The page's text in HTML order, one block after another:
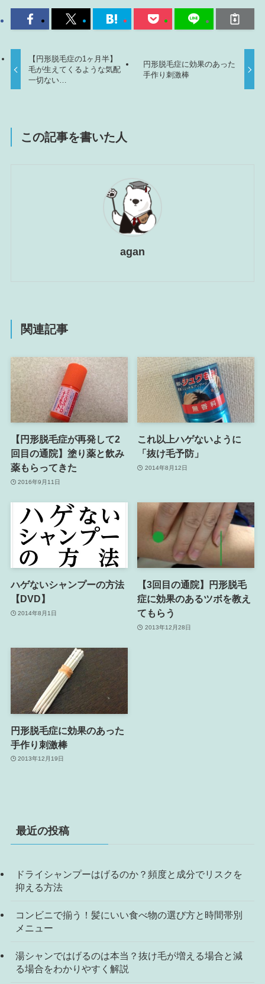
【円形脱毛症の1ヶ月半】
毛が生えてくるような気配
一切ない…
円形脱毛症に効果のあった
手作り刺激棒
この記事を書いた人
agan
関連記事
【円形脱毛症が再発して2
回目の通院】塗り薬と飲み
薬もらってきた
2016年9月11日
これ以上ハゲないように
「抜け毛予防」
2014年8月12日
ハゲないシャンプーの方法
【DVD】
2014年8月1日
【3回目の通院】円形脱毛
症に効果のあるツボを教え
てもらう
2013年12月28日
円形脱毛症に効果のあった
手作り刺激棒
2013年12月19日
最近の投稿
ドライシャンプーはげるのか？頻度と成分でリスクを
抑える方法
コンビニで揃う！髪にいい食べ物の選び方と時間帯別
メニュー
湯シャンではげるのは本当？抜け毛が増える場合と減
る場合をわかりやすく解説